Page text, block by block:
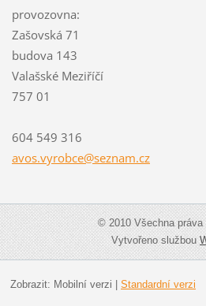
provozovna:
Zašovská 71
budova 143
Valašské Meziříčí
757 01
604 549 316
avos.vyrobce@seznam.cz
© 2010 Všechna práva
Vytvořeno službou
Zobrazit: Mobilní verzi | Standardní verzi